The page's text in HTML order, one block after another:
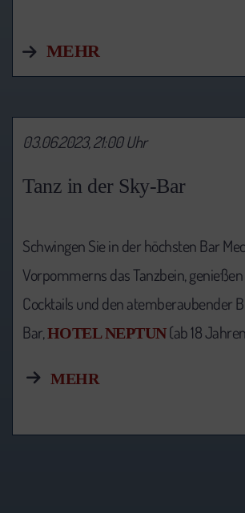
MEHR
Tanz in der Sky-Bar
03.06.2023, 21:00 Uhr
Schwingen Sie in der höchsten Bar
Vorpommerns das Tanzbein,
Cocktails und den atemberaubender
Bar,HOTEL NEPTUN(ab 18
MEHR